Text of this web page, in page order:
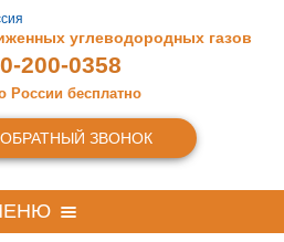
углеводородных газов
200-0358
России бесплатно
ОБРАТНЫЙ ЗВОНОК